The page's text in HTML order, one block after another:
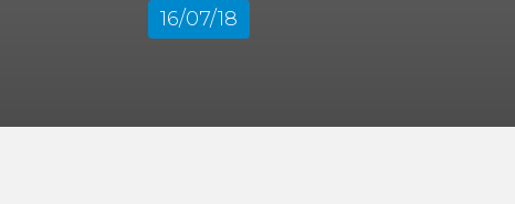
16/07/18